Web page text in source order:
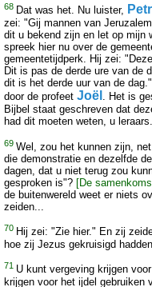
68 Dat was het. Nu luister,
zei: "Gij mannen van
dit u bekend zijn en let op mijn
spreek hier nu over de
gemeentetijdperk. Hij zei:
Dit is pas de derde ure van de
dit is het derde uur van de
door de profeet Joël . Het is
Bijbel staat geschreven dat
had dit moeten weten, u
69 Wel, zou het kunnen zijn,
die demonstratie en dezelfde
dagen, dat u niet terug zou
gesproken is"? [De
de buitenwereld weet er niets
zeiden...
70 Hij zei: "Zie hier." En zij
hoe zij Jezus gekruisigd
71 U kunt vergeving krijgen
krijgen voor het ijdel gebruiken